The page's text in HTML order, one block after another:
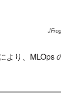
より、